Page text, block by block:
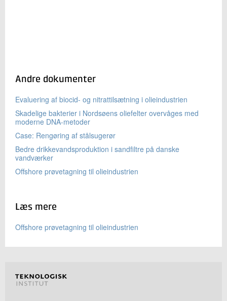
Andre dokumenter
Evaluering af biocid- og nitrattilsætning i olieindustrien
Skadelige bakterier i Nordsøens oliefelter overvåges med
moderne DNA-metoder
Case: Rengøring af stålsugerør
Bedre drikkevandsproduktion i sandfiltre på danske
vandværker
Offshore prøvetagning til olieindustrien
Læs mere
Offshore prøvetagning til olieindustrien